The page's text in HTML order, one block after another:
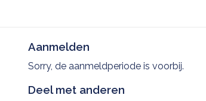
Aanmelden
Sorry, de aanmeldperiode is voorbij.
Deel met anderen